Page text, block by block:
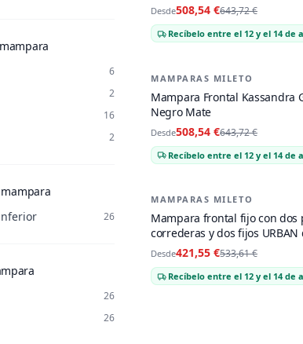
6
2
16
2
26
26
26
Desde508,54 €643,72 €
Recíbelo entre el 12 y el 14 de
- 21 %
MAMPARAS MILETO
Mampara Frontal Kassandra
Negro Mate
Desde508,54 €643,72 €
Recíbelo entre el 12 y el 14 de
- 21 %
MAMPARAS MILETO
Mampara frontal fijo con dos
correderas y dos fijos URBAN
Oro Cepillado
Desde421,55 €533,61 €
Recíbelo entre el 12 y el 14 de